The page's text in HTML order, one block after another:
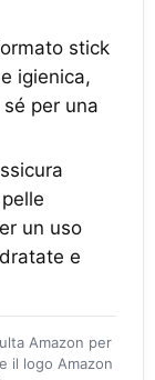
stick
igienica,
per una
un uso
e
Amazon per
il logo Amazon